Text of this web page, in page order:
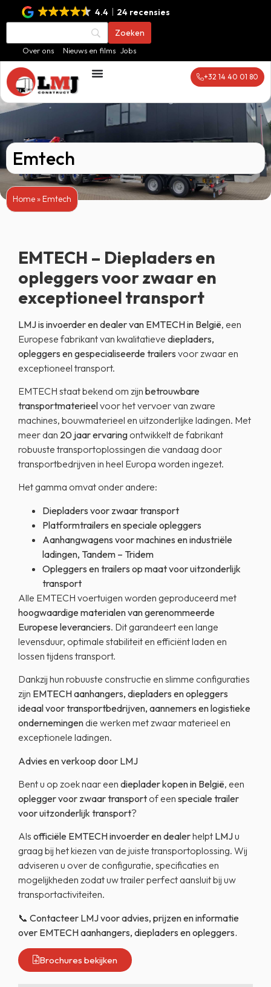
4.4 24 recensies
Over ons Nieuws en films Jobs
+32 14 40 01 80
Emtech
Home» Emtech
EMTECH – Diepladers en
opleggers voor zwaar en
exceptioneel transport
LMJ is invoerder en dealer van EMTECH in België, een
Europese fabrikant van kwalitatieve diepladers,
opleggers en gespecialiseerde trailers voor zwaar en
exceptioneel transport.
EMTECH staat bekend om zijn betrouwbare
transportmaterieelvoor het vervoer van zware
machines, bouwmaterieel en uitzonderlijke ladingen. Met
meer dan 20 jaar ervaring ontwikkelt de fabrikant
robuuste transportoplossingen die vandaag door
transportbedrijven in heel Europa worden ingezet.
Het gamma omvat onder andere:
Diepladers voor zwaar transport
Platformtrailers en speciale opleggers
Aanhangwagens voor machines en industriële
ladingen, Tandem – Tridem
Opleggers en trailers op maat voor uitzonderlijk
transport
Alle EMTECH voertuigen worden geproduceerd met
hoogwaardige materialen van gerenommeerde
Europese leveranciers. Dit garandeert een lange
levensduur, optimale stabiliteit en efficiënt laden en
lossen tijdens transport.
Dankzij hun robuuste constructie en slimme configuraties
zijn EMTECH aanhangers, diepladers en opleggers
ideaal voor transportbedrijven, aannemers en logistieke
ondernemingendie werken met zwaar materieel en
exceptionele ladingen.
Advies en verkoop door LMJ
Bent u op zoek naar een dieplader kopen in België, een
oplegger voor zwaar transport of een speciale trailer
voor uitzonderlijk transport?
Als officiële EMTECH invoerder en dealerhelpt LMJu
graag bij het kiezen van de juiste transportoplossing. Wij
adviseren u over de configuratie, specificaties en
mogelijkheden zodat uw trailer perfect aansluit bij uw
transportactiviteiten.
📞 Contacteer LMJ voor advies, prijzen en informatie
over EMTECH aanhangers, diepladers en opleggers.
Brochures bekijken